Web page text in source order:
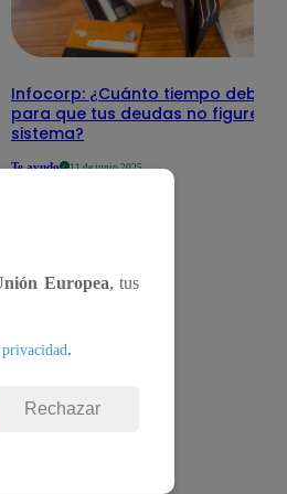
Infocorp: ¿Cuánto tiempo debe
para que tus deudas no figuren en
sistema?
Te ayudo 11 de junio 2025
Europea, tus
.
Rechazar